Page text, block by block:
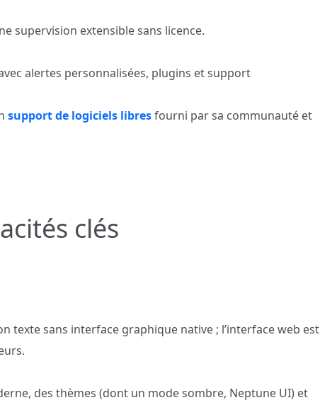
supervision extensible sans licence.
alertes personnalisées, plugins et support
support de logiciels libresfourni par sa communauté et
clés
texte sans interface graphique native ; l’interface web est
des thèmes (dont un mode sombre, Neptune UI) et